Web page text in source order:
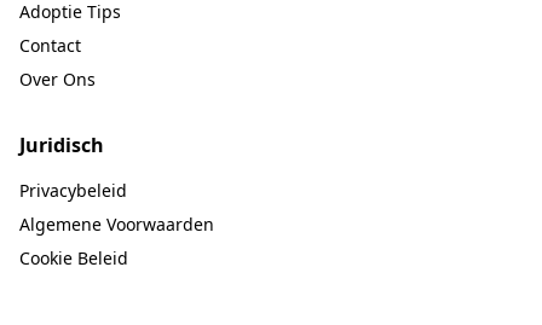
Adoptie Tips
Contact
Over Ons
Juridisch
Privacybeleid
Algemene Voorwaarden
Cookie Beleid